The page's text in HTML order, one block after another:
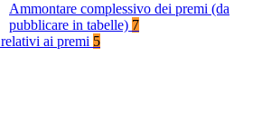
Ammontare complessivo dei premi (da
pubblicare in tabelle) 7
ai premi 5